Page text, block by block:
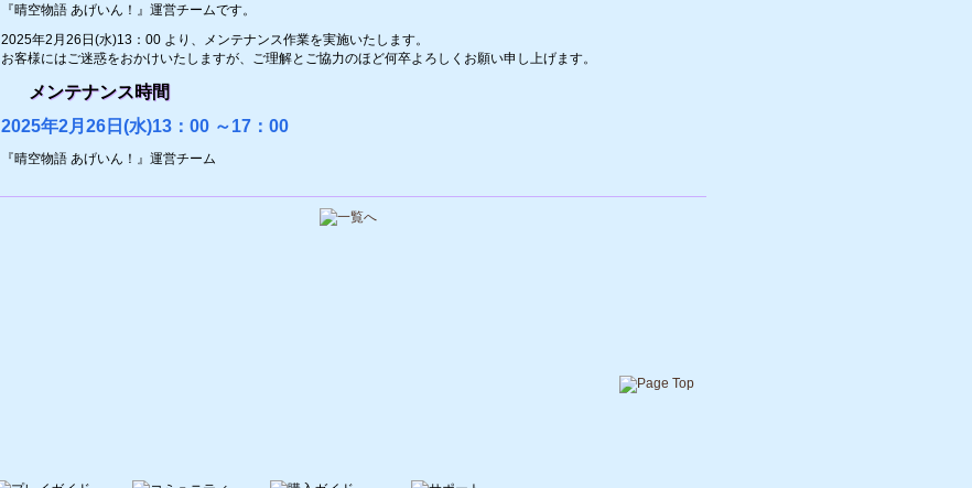
『晴空物語 あげいん！』運営チームです。
2025年2月26日(水)13：00 より、メンテナンス作業を実施いたします。
お客様にはご迷惑をおかけいたしますが、ご理解とご協力のほど何卒よろしくお願い申し上げます。
メンテナンス時間
2025年2月26日(水)13：00 ～17：00
『晴空物語 あげいん！』運営チーム